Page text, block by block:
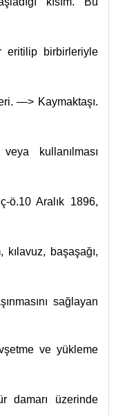
eritilip birbirleriyle
—> Kaymaktaşı.
kullanılması
ö.10 Aralık 1896,
başaşağı,
sağlayan
ve yükleme
damarı üzerinde